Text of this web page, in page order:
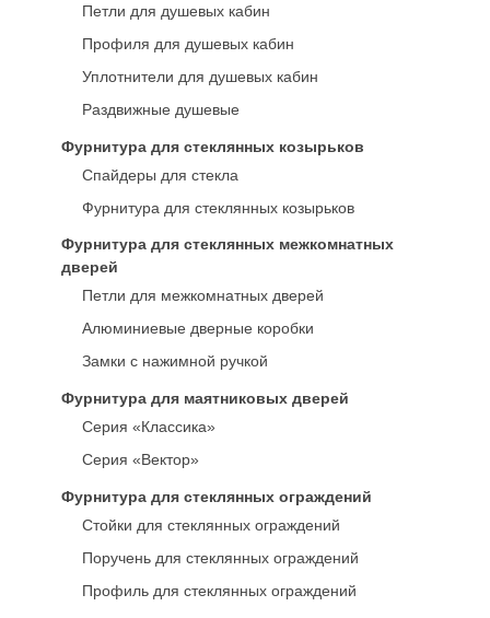
Петли для душевых кабин
Профиля для душевых кабин
Уплотнители для душевых кабин
Раздвижные душевые
Фурнитура для стеклянных козырьков
Спайдеры для стекла
Фурнитура для стеклянных козырьков
Фурнитура для стеклянных межкомнатных
дверей
Петли для межкомнатных дверей
Алюминиевые дверные коробки
Замки с нажимной ручкой
Фурнитура для маятниковых дверей
Серия «Классика»
Серия «Вектор»
Фурнитура для стеклянных ограждений
Стойки для стеклянных ограждений
Поручень для стеклянных ограждений
Профиль для стеклянных ограждений